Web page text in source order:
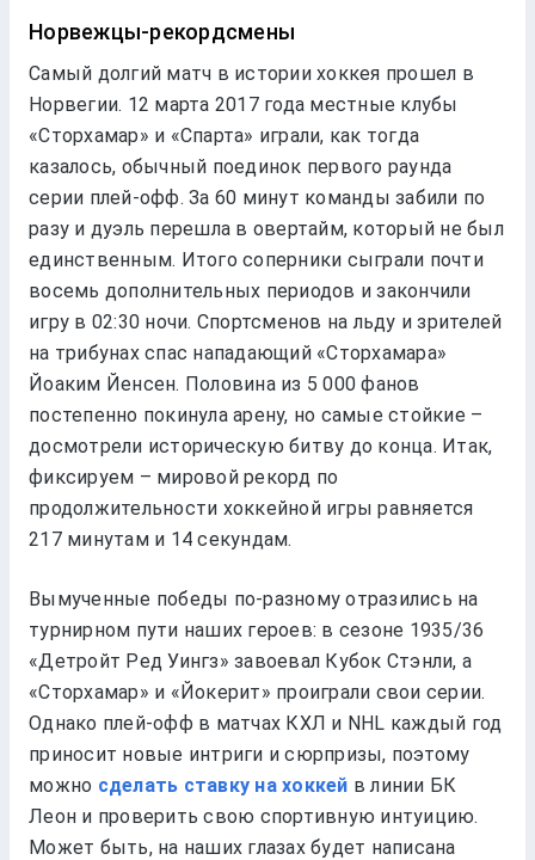
Норвежцы-рекордсмены
Самый долгий матч в истории хоккея прошел в
Норвегии. 12 марта 2017 года местные клубы
«Сторхамар» и «Спарта» играли, как тогда
казалось, обычный поединок первого раунда
серии плей-офф. За 60 минут команды забили по
разу и дуэль перешла в овертайм, который не был
единственным. Итого соперники сыграли почти
восемь дополнительных периодов и закончили
игру в 02:30 ночи. Спортсменов на льду и зрителей
на трибунах спас нападающий «Сторхамара»
Йоаким Йенсен. Половина из 5 000 фанов
постепенно покинула арену, но самые стойкие –
досмотрели историческую битву до конца. Итак,
фиксируем – мировой рекорд по
продолжительности хоккейной игры равняется
217 минутам и 14 секундам.
Вымученные победы по-разному отразились на
турнирном пути наших героев: в сезоне 1935/36
«Детройт Ред Уингз» завоевал Кубок Стэнли, а
«Сторхамар» и «Йокерит» проиграли свои серии.
Однако плей-офф в матчах КХЛ и NHL каждый год
приносит новые интриги и сюрпризы, поэтому
можно сделать ставку на хоккей в линии БК
Леон и проверить свою спортивную интуицию.
Может быть, на наших глазах будет написана